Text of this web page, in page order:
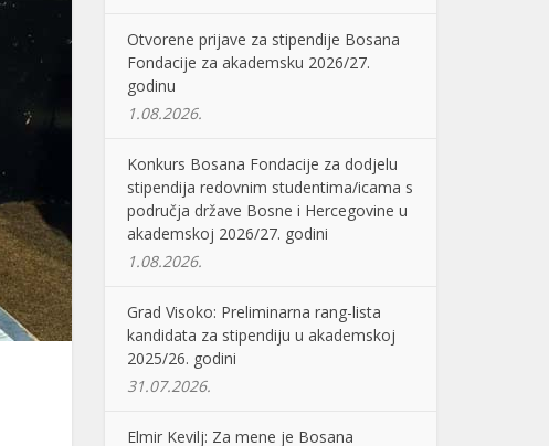
Otvorene prijave za stipendije Bosana
Fondacije za akademsku 2026/27.
godinu
1.08.2026.
Konkurs Bosana Fondacije za dodjelu
stipendija redovnim studentima/icama s
područja države Bosne i Hercegovine u
akademskoj 2026/27. godini
1.08.2026.
Grad Visoko: Preliminarna rang-lista
kandidata za stipendiju u akademskoj
2025/26. godini
31.07.2026.
Elmir Kevilj: Za mene je Bosana